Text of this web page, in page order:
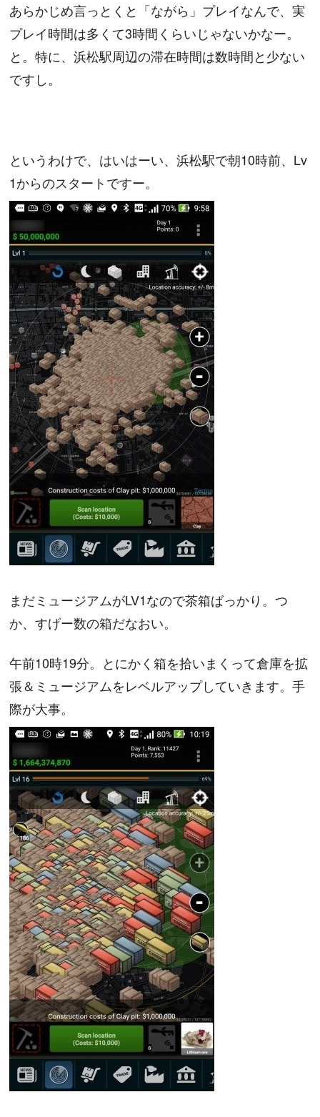
あらかじめ言っとくと「ながら」プレイなんで、実
プレイ時間は多くて3時間くらいじゃないかなー。
と。特に、浜松駅周辺の滞在時間は数時間と少ない
ですし。
というわけで、はいはーい、浜松駅で朝10時前、Lv
1からのスタートですー。
まだミュージアムがLV1なので茶箱ばっかり。つ
か、すげー数の箱だなおい。
午前10時19分。とにかく箱を拾いまくって倉庫を拡
張＆ミュージアムをレベルアップしていきます。手
際が大事。